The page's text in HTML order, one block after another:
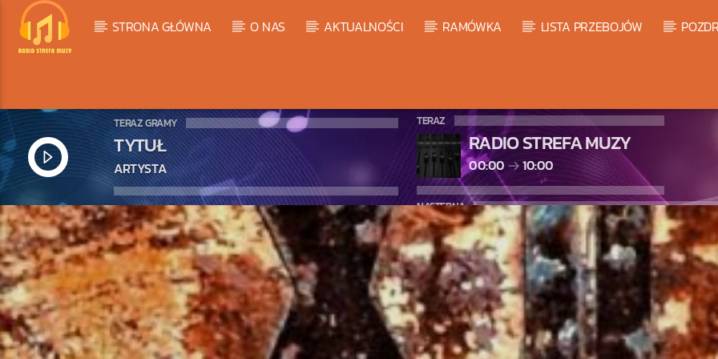
STRONA GŁÓWNA O NAS AKTUALNOŚCI RAMÓWKA LISTA PRZEBOJÓW
TERAZ GRAMY
TYTUŁ
ARTYSTA
TERAZ
RADIO STREFA MUZY
00:00 10:00
NASTĘPNA
WARM GLOBAL DANCE RADIO
10:00 11:00